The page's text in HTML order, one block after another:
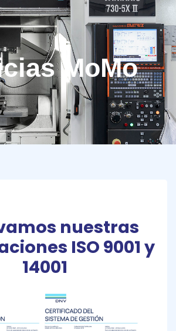
MoMo
nuestras
ISO 9001 y
14001